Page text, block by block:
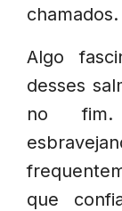
chamados.
Algo
desses
no fim.
que